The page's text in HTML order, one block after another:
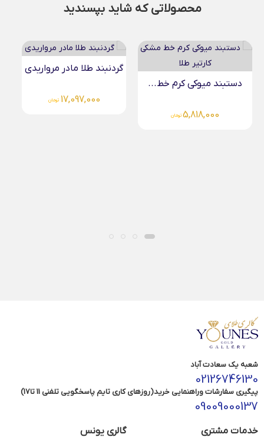
محصولاتی که شاید بپسندید
گردنبند طلا مادر مرواریدی
شعبه یک سعادت آباد
02126746130
پیگیری سفارشات وراهنمایی خرید(روزهای کاری تایم پاسخگویی تلفنی 11 تا17)
09009000137
خدمات مشتری گالری یونس